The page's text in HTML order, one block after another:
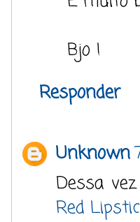
Bjo !
Responder
Unknown
Dessa
Red